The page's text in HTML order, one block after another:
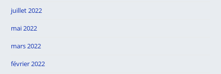
juillet 2022
mai 2022
mars 2022
février 2022